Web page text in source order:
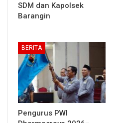
SDM dan Kapolsek
Barangin
BERITA
Pengurus PWI